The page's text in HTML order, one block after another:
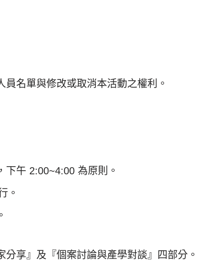
名單與修改或取消本活動之權利。
午 2:00~4:00 為原則。
。
分享』及『個案討論與產學對談』四部分。